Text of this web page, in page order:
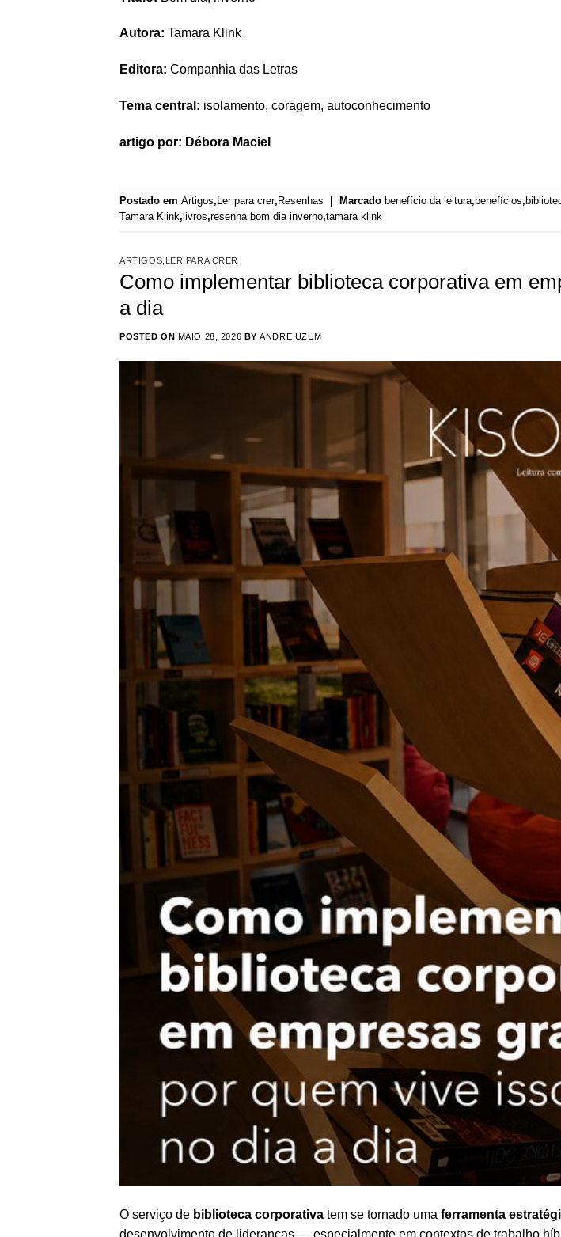
Autora: Tamara Klink
Editora: Companhia das Letras
Tema central: isolamento, coragem, autoconhecimento
artigo por: Débora Maciel
Postado emArtigos, Ler para crer, Resenhas Marcado benefício da leitura, benefícios,
Tamara Klink, livros,resenha bom dia inverno,tamara klink
ARTIGOS LER PARA CRER
Como implementar biblioteca corporativa em
a dia
POSTED ON MAIO 28, 2026 BYANDRE UZUM
O serviço de biblioteca corporativa tem se tornado umaferramenta
desenvolvimento de lideranças — especialmente em contextos de trabalho